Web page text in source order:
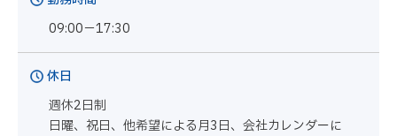
09:00－17:30
休日
週休2日制
日曜、祝日、他希望による月3日、会社カレンダーに